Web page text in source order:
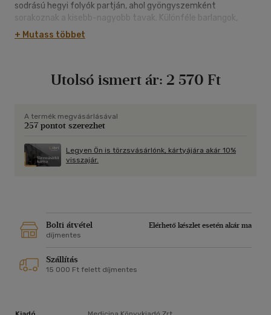
sodrású hegyi folyók partján, ahol gyöngyszemként
sorakoznak a kisebb-nagyobb tavak. Különféle barlangok,
savanyúvíz-források, óriási csúcsok között meghúzódó
tengerszemek egyre újabb kirándulásokra csábítanak, az
az árkádos épületek és a magasba meredő tornyok között.
indokoltnak tartjuk, hogy korszerű Szlovákia-útikalauzt
adjunk turistáink kezébe, ezúttal ötödik, átdolgozott
+ Mutass többet
Utolsó ismert ár: 2 570 Ft
A termék megvásárlásával
257 pontot szerezhet
Legyen Ön is törzsvásárlónk, kártyájára akár 10%
visszajár.
Bolti átvétel
Elérhető készlet esetén akár ma
díjmentes
Szállítás
15 000 Ft felett díjmentes